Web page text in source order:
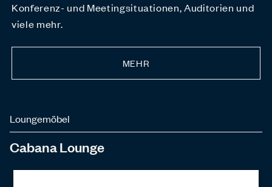
Konferenz- und Meetingsituationen, Auditorien und
viele mehr.
MEHR
Loungemöbel
Cabana Lounge